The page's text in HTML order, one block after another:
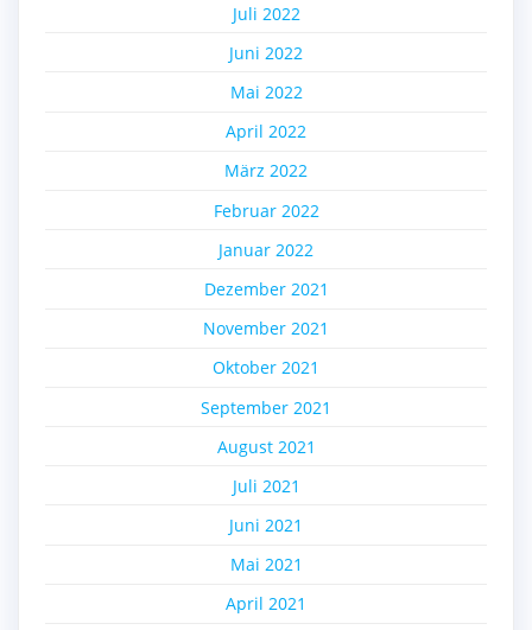
Juli 2022
Juni 2022
Mai 2022
April 2022
März 2022
Februar 2022
Januar 2022
Dezember 2021
November 2021
Oktober 2021
September 2021
August 2021
Juli 2021
Juni 2021
Mai 2021
April 2021